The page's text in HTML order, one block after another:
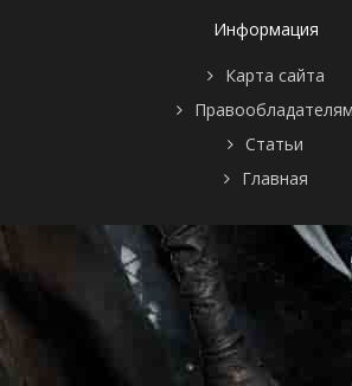
Информация
Карта сайта
Правообладателям
Статьи
Главная